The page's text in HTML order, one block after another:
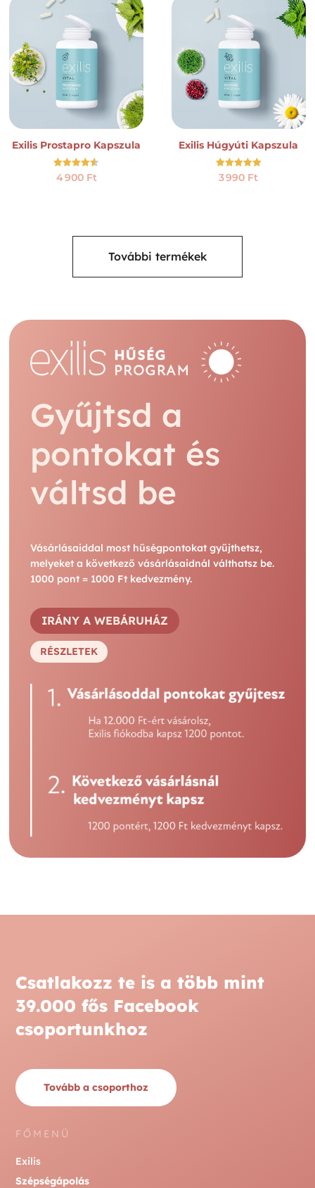
Exilis Prostapro Kapszula
Értékelés:
4.50
4 900 Ft
Exilis Húgyúti Kapszula
Értékelés:
5.00
3 990 Ft
További termékek
Gyűjtsd a
pontokat és
váltsd be
Vásárlásaiddal most hűségpontokat gyűjthetsz,
melyeket a következő vásárlásaidnál válthatsz be.
1000 pont = 1000 Ft kedvezmény.
IRÁNY A WEBÁRUHÁZ
RÉSZLETEK
Csatlakozz te is a több mint
39.000 fős Facebook
csoportunkhoz
Tovább a csoporthoz
FŐMENÜ
Exilis
Szépségápolás